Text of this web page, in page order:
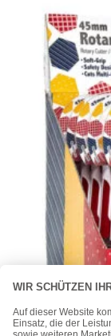
Nähhelferlkein